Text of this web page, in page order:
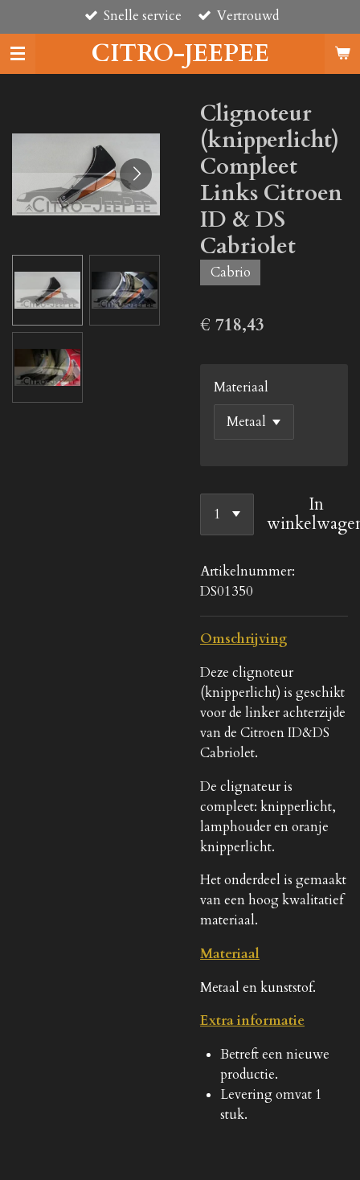
direct
naar
de
CITRO-JEEPEE
Snelle service Vertrouwd
Clignoteur
(knipperlicht)
Compleet
Links Citroen
ID & DS
Cabriolet
Cabrio
€ 718,43
Materiaal
In
Artikelnummer:
DS01350
Omschrijving
Deze clignoteur
(knipperlicht) is geschikt
voor de linker achterzijde
van de Citroen ID&DS
Cabriolet.
De clignateur is
compleet: knipperlicht,
lamphouder en oranje
knipperlicht.
Het onderdeel is gemaakt
van een hoog kwalitatief
materiaal.
Materiaal
Metaal en kunststof.
Extra informatie
Betreft een nieuwe
productie.
Levering omvat 1
stuk.